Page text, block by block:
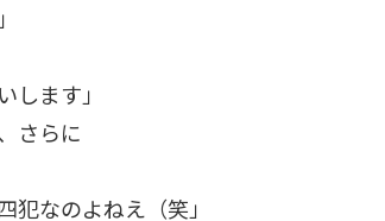
します」
さらに
犯なのよねえ（笑」